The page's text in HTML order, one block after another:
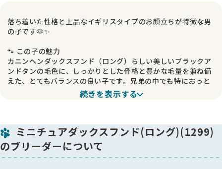
落ち着いた性格と上品なイギリスタイプのお顔立ちが特徴な男
の子です🐶✨
🐾 この子の魅力
カニンヘンダックスフンド（ロング）らしい美しいブラックア
ンドタンの毛色に、しっかりとした骨格と豊かな毛量を兼ね備
えた、とてもバランスの良い子です。兄弟の中でも特におっと
りとした性格で、穏やかな雰囲気が魅力です。イギリスタイプ
のお顔立ちで、気品のある可愛らしさを感じていただけますよ
🌸 性格について
おっとりとしていてマイペースな男の子で、初めてわんちゃん
を迎える方にもおすすめしやすい性格です。落ち着いているの
で扱いやすく、ご家庭にもすぐに馴染んでくれると思います。
続きを表示する
ミニチュアダックスフンド(ロング)(1299)
のブリーダーについて